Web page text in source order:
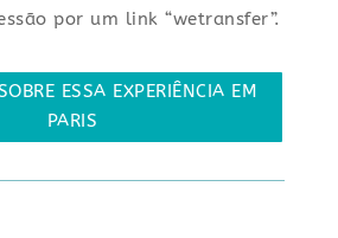
por um link “wetransfer”.
ESSA EXPERIÊNCIA EM
PARIS